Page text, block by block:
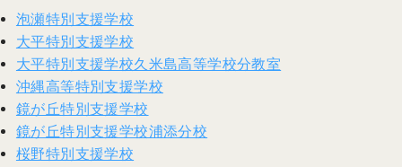
泡瀬特別支援学校
大平特別支援学校
大平特別支援学校久米島高等学校分教室
沖縄高等特別支援学校
鏡が丘特別支援学校
鏡が丘特別支援学校浦添分校
桜野特別支援学校